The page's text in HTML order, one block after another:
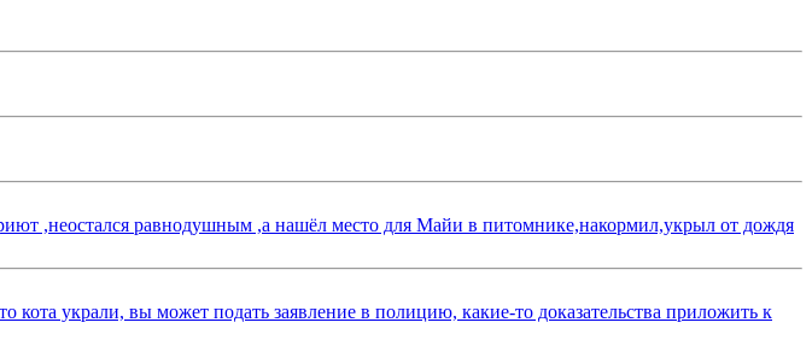
,неостался равнодушным ,а нашёл место для Майи в питомнике,накормил,укрыл от дождя
украли, вы может подать заявление в полицию, какие-то доказательства приложить к